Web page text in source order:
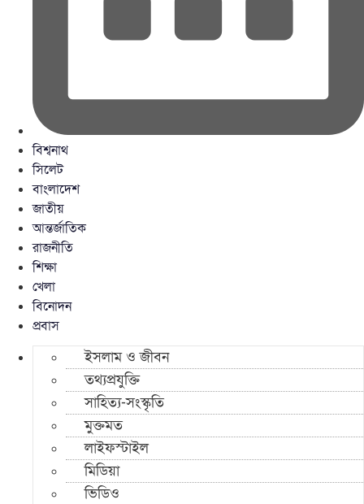
বিশ্বনাথ
সিলেট
বাংলাদেশ
জাতীয়
আন্তর্জাতিক
রাজনীতি
শিক্ষা
খেলা
বিনোদন
প্রবাস
ইসলাম ও জীবন
তথ্যপ্রযুক্তি
সাহিত্য-সংস্কৃতি
মুক্তমত
লাইফস্টাইল
মিডিয়া
ভিডিও